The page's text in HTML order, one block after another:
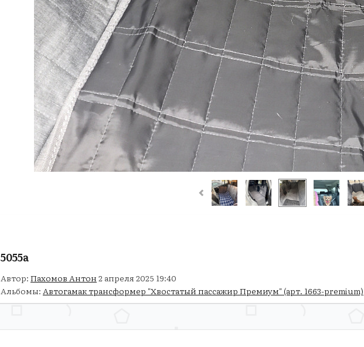
5055a
Автор: Пахомов Антон 2 апреля 2025 19:40
Альбомы: Автогамак трансформер "Хвостатый пассажир Премиум" (арт. 1663-premium)